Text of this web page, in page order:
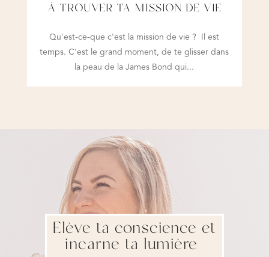
À TROUVER TA MISSION DE VIE
Qu'est-ce-que c'est la mission de vie ? Il est
temps. C'est le grand moment, de te glisser dans
la peau de la James Bond qui...
Elève ta conscience et
incarne ta lumière